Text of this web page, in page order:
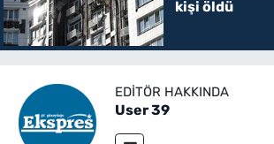
kişi öldü
EDITÖR HAKKINDA
User 39